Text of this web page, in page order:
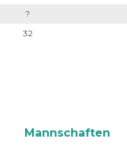
?
32
Mannschaften